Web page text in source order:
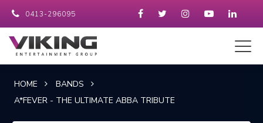
0413-296095
HOME
BANDS
A*FEVER - THE ULTIMATE ABBA TRIBUTE